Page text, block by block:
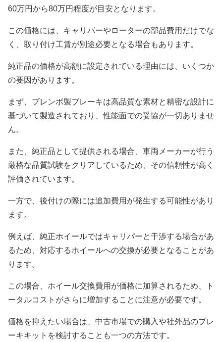
60万円から80万円程度が目安となります。
この価格には、キャリパーやローターの部品費用だけでな
く、取り付け工賃が別途必要となる場合もあります。
純正品の価格が高額に設定されている理由には、いくつか
の要因があります。
まず、ブレンボ製ブレーキは高品質な素材と精密な設計に
基づいて製造されており、性能面での妥協が一切ありませ
ん。
また、純正品として提供される場合、車両メーカーが行う
厳格な品質試験をクリアしているため、その信頼性が高く
評価されています。
一方で、後付けの際には追加費用が発生する可能性があり
ます。
例えば、純正ホイールではキャリパーと干渉する場合があ
るため、対応するホイールへの交換が必要となることがあ
ります。
この場合、ホイール交換費用が価格に加算されるため、ト
ータルコストがさらに増加することに注意が必要です。
価格を抑えたい場合は、中古市場での購入や社外品のブレ
ーキキットを検討することも一つの方法です。